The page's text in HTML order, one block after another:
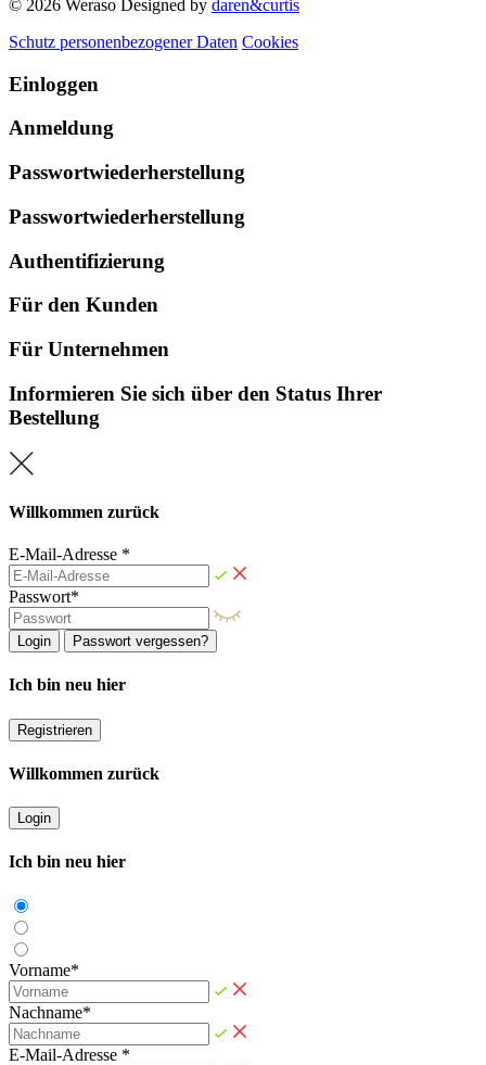
© 2026 Weraso Designed by daren&curtis
Schutz personenbezogener Daten Cookies
Einloggen
Anmeldung
Passwortwiederherstellung
Passwortwiederherstellung
Authentifizierung
Für den Kunden
Für Unternehmen
Informieren Sie sich über den Status Ihrer
Bestellung
Willkommen zurück
E-Mail-Adresse *
Passwort*
Login Passwort vergessen?
Ich bin neu hier
Registrieren
Willkommen zurück
Login
Ich bin neu hier
Vorname*
Nachname*
E-Mail-Adresse *